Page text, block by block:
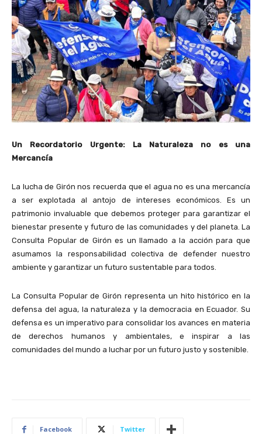
Un Recordatorio Urgente: La Naturaleza no es una
Mercancía
La lucha de Girón nos recuerda que el agua no es una mercancía
a ser explotada al antojo de intereses económicos. Es un
patrimonio invaluable que debemos proteger para garantizar el
bienestar presente y futuro de las comunidades y del planeta. La
Consulta Popular de Girón es un llamado a la acción para que
asumamos la responsabilidad colectiva de defender nuestro
ambiente y garantizar un futuro sustentable para todos.
La Consulta Popular de Girón representa un hito histórico en la
defensa del agua, la naturaleza y la democracia en Ecuador. Su
defensa es un imperativo para consolidar los avances en materia
de derechos humanos y ambientales, e inspirar a las
comunidades del mundo a luchar por un futuro justo y sostenible.
Facebook Twitter